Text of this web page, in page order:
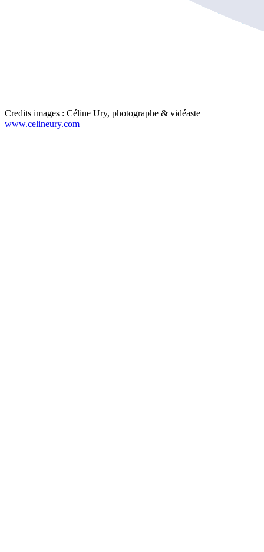
Credits images : Céline Ury, photographe & vidéaste
www.celineury.com